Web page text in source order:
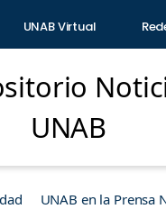
UNAB Virtual
UNAB
UNAB en la Prensa